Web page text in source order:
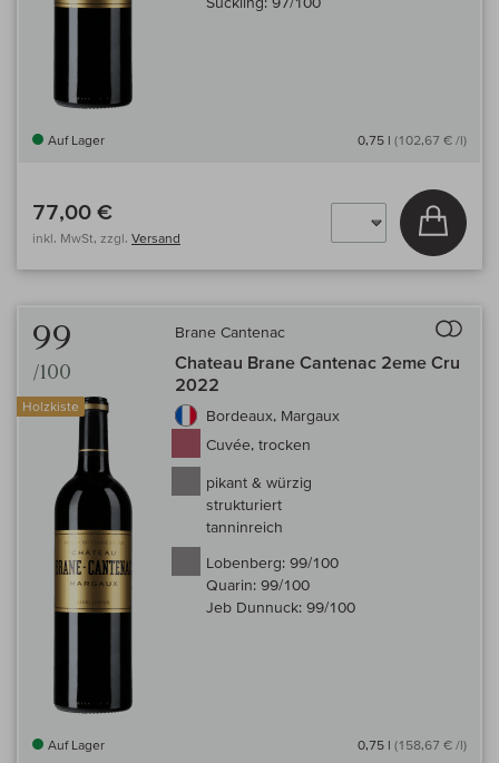
Auf Lager 0,75 l (102,67 € /l)
77,00 €
inkl. MwSt, zzgl. Versand
In
99
/100
Holzkiste
Brane Cantenac
Chateau Brane Cantenac 2eme Cru
2022
Bordeaux, Margaux
Cuvée, trocken
pikant & würzig
strukturiert
tanninreich
Lobenberg: 99/100
Quarin: 99/100
Jeb Dunnuck: 99/100
Auf Lager 0,75 l (158,67 € /l)